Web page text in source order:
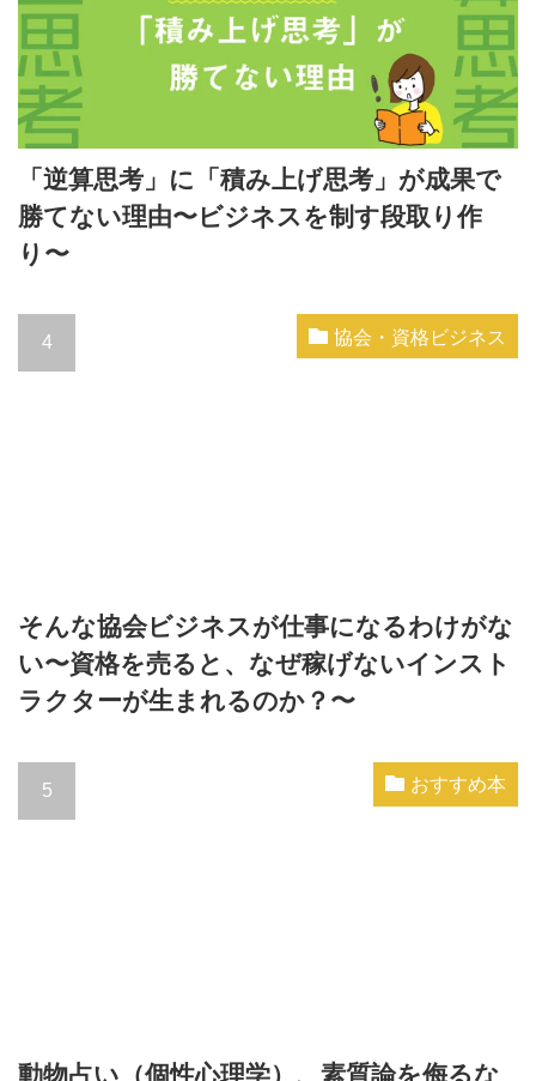
「逆算思考」に「積み上げ思考」が成果で
勝てない理由〜ビジネスを制す段取り作
り〜
協会・資格ビジネス
そんな協会ビジネスが仕事になるわけがな
い〜資格を売ると、なぜ稼げないインスト
ラクターが生まれるのか？〜
おすすめ本
動物占い（個性心理学）、素質論を侮るな